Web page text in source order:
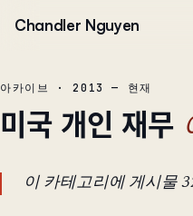
Chandler Nguyen
아카이브 · 2013 — 현재
미국 개인 재무
이 카테고리에 게시물